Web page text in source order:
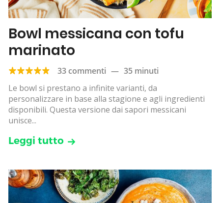
Bowl messicana con tofu
marinato
33 commenti — 35 minuti
Le bowl si prestano a infinite varianti, da
personalizzare in base alla stagione e agli ingredienti
disponibili. Questa versione dai sapori messicani
unisce...
Leggi tutto